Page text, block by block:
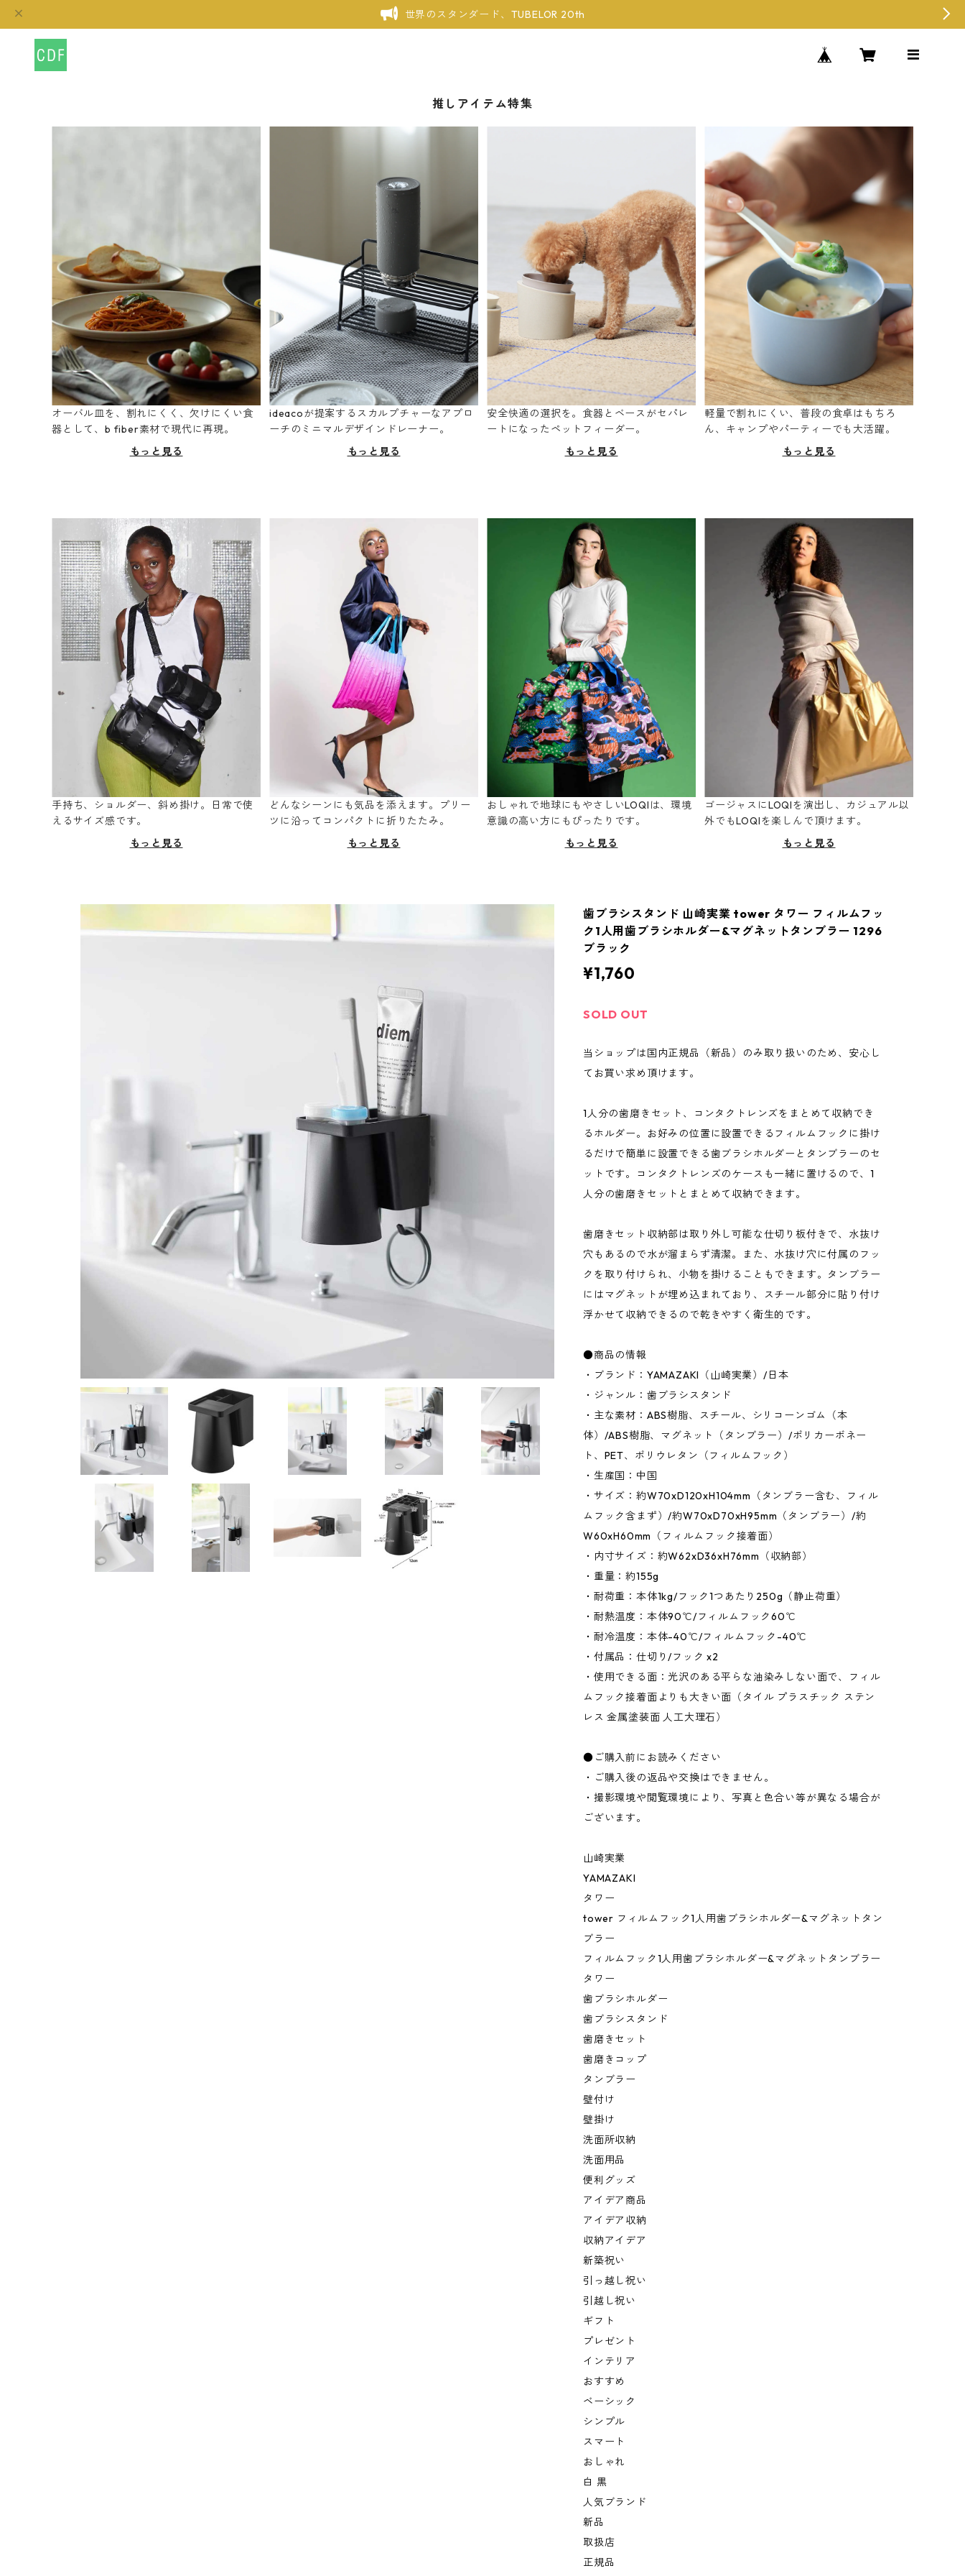
世界のスタンダード、TUBELOR 20th
推しアイテム特集
オーバル皿を、割れにくく、欠けにくい食
器として、b fiber素材で現代に再現。
もっと見る
ideacoが提案するスカルプチャーなアプロ
ーチのミニマルデザインドレーナー。
もっと見る
安全快適の選択を。食器とベースがセパレ
ートになったペットフィーダー。
もっと見る
軽量で割れにくい、普段の食卓はもちろ
ん、キャンプやパーティーでも大活躍。
もっと見る
手持ち、ショルダー、斜め掛け。日常で使
えるサイズ感です。
もっと見る
どんなシーンにも気品を添えます。プリー
ツに沿ってコンパクトに折りたたみ。
もっと見る
おしゃれで地球にもやさしいLOQIは、環境
意識の高い方にもぴったりです。
もっと見る
ゴージャスにLOQIを演出し、カジュアル以
外でもLOQIを楽しんで頂けます。
もっと見る
歯ブラシスタンド 山崎実業 tower タワー フィルムフッ
ク1人用歯ブラシホルダー&マグネットタンブラー 1296
ブラック
¥1,760
SOLD OUT
当ショップは国内正規品（新品）のみ取り扱いのため、安心し
てお買い求め頂けます。
1人分の歯磨きセット、コンタクトレンズをまとめて収納でき
るホルダー。お好みの位置に設置できるフィルムフックに掛け
るだけで簡単に設置できる歯ブラシホルダーとタンブラーのセ
ットです。コンタクトレンズのケースも一緒に置けるので、1
人分の歯磨きセットとまとめて収納できます。
歯磨きセット収納部は取り外し可能な仕切り板付きで、水抜け
穴もあるので水が溜まらず清潔。また、水抜け穴に付属のフッ
クを取り付けられ、小物を掛けることもできます。タンブラー
にはマグネットが埋め込まれており、スチール部分に貼り付け
浮かせて収納できるので乾きやすく衛生的です。
●商品の情報
・ブランド：YAMAZAKI（山崎実業）/日本
・ジャンル：歯ブラシスタンド
・主な素材：ABS樹脂、スチール、シリコーンゴム（本
体）/ABS樹脂、マグネット（タンブラー）/ポリカーボネー
ト、PET、ポリウレタン（フィルムフック）
・生産国：中国
・サイズ：約W70xD120xH104mm（タンブラー含む、フィル
ムフック含まず）/約W70xD70xH95mm（タンブラー）/約
W60xH60mm（フィルムフック接着面）
・内寸サイズ：約W62xD36xH76mm（収納部）
・重量：約155g
・耐荷重：本体1kg/フック1つあたり250g（静止荷重）
・耐熱温度：本体90℃/フィルムフック60℃
・耐冷温度：本体-40℃/フィルムフック-40℃
・付属品：仕切り/フック x2
・使用できる面：光沢のある平らな油染みしない面で、フィル
ムフック接着面よりも大きい面（タイル プラスチック ステン
レス 金属塗装面 人工大理石）
●ご購入前にお読みください
・ご購入後の返品や交換はできません。
・撮影環境や閲覧環境により、写真と色合い等が異なる場合が
ございます。
山崎実業
YAMAZAKI
タワー
tower フィルムフック1人用歯ブラシホルダー&マグネットタン
ブラー
フィルムフック1人用歯ブラシホルダー&マグネットタンブラー
タワー
歯ブラシホルダー
歯ブラシスタンド
歯磨きセット
歯磨きコップ
タンブラー
壁付け
壁掛け
洗面所収納
洗面用品
便利グッズ
アイデア商品
アイデア収納
収納アイデア
新築祝い
引っ越し祝い
引越し祝い
ギフト
プレゼント
インテリア
おすすめ
ベーシック
シンプル
スマート
おしゃれ
白 黒
人気ブランド
新品
取扱店
正規品